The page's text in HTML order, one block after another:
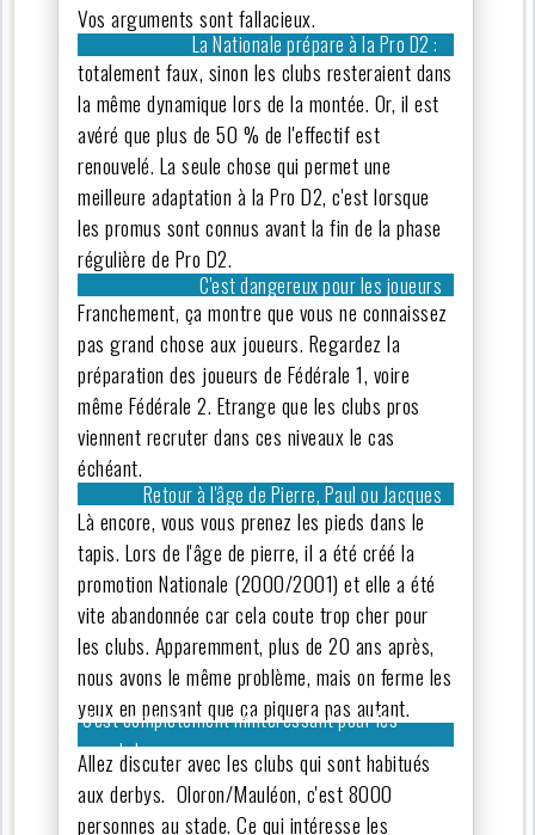
Vos arguments sont fallacieux.
La Nationale prépare à la Pro D2 :
totalement faux, sinon les clubs resteraient dans
la même dynamique lors de la montée. Or, il est
avéré que plus de 50 % de l'effectif est
renouvelé. La seule chose qui permet une
meilleure adaptation à la Pro D2, c'est lorsque
les promus sont connus avant la fin de la phase
régulière de Pro D2.
C'est dangereux pour les joueurs
Franchement, ça montre que vous ne connaissez
pas grand chose aux joueurs. Regardez la
préparation des joueurs de Fédérale 1, voire
même Fédérale 2. Etrange que les clubs pros
viennent recruter dans ces niveaux le cas
échéant.
Retour à l'âge de Pierre, Paul ou Jacques
Là encore, vous vous prenez les pieds dans le
tapis. Lors de l'âge de pierre, il a été créé la
promotion Nationale (2000/2001) et elle a été
vite abandonnée car cela coute trop cher pour
les clubs. Apparemment, plus de 20 ans après,
nous avons le même problème, mais on ferme les
yeux en pensant que ça piquera pas autant.
C'est complètement inintéressant pour les
spectateurs…
Allez discuter avec les clubs qui sont habitués
aux derbys. Oloron/Mauléon, c'est 8000
personnes au stade. Ce qui intéresse les